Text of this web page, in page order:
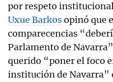
por respeto
Uxue Barkosopinó que
comparecencias
Parlamento de
querido “poner el foco
institución de Navarra”